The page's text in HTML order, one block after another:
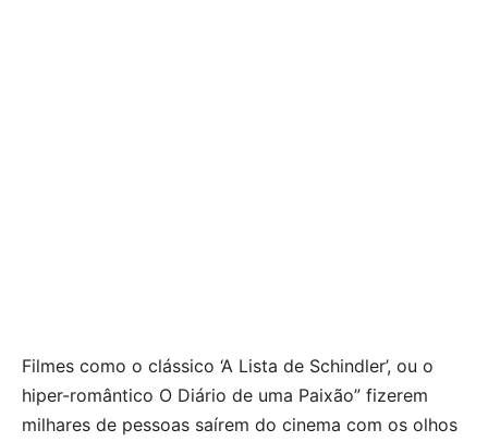
Filmes como o clássico ‘A Lista de Schindler’, ou o
hiper-romântico O Diário de uma Paixão” fizerem
milhares de pessoas saírem do cinema com os olhos